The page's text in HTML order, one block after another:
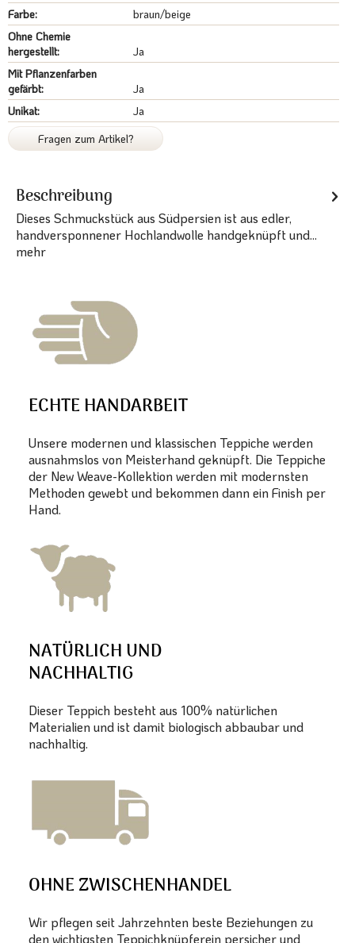
Farbe:
braun/beige
Ohne Chemie
hergestellt:
Ja
Mit Pflanzenfarben
gefärbt:
Ja
Unikat:
Ja
Fragen zum Artikel?
Beschreibung
Dieses Schmuckstück aus Südpersien ist aus edler,
handversponnener Hochlandwolle handgeknüpft und...
mehr
ECHTE HANDARBEIT
Unsere modernen und klassischen Teppiche werden
ausnahmslos von Meisterhand geknüpft. Die Teppiche
der New Weave-Kollektion werden mit modernsten
Methoden gewebt und bekommen dann ein Finish per
Hand.
NATÜRLICH UND
NACHHALTIG
Dieser Teppich besteht aus 100% natürlichen
Materialien und ist damit biologisch abbaubar und
nachhaltig.
OHNE ZWISCHENHANDEL
Wir pflegen seit Jahrzehnten beste Beziehungen zu
den wichtigsten Teppichknüpferein persicher und